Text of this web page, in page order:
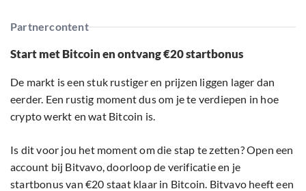
Partnercontent
Start met Bitcoin en ontvang €20 startbonus
De markt is een stuk rustiger en prijzen liggen lager dan
eerder. Een rustig moment dus om je te verdiepen in hoe
crypto werkt en wat Bitcoin is.
Is dit voor jou het moment om die stap te zetten? Open een
account bij Bitvavo, doorloop de verificatie en je
startbonus van €20 staat klaar in Bitcoin. Bitvavo heeft een